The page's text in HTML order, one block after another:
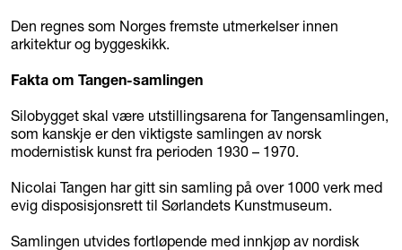
Den regnes som Norges fremste utmerkelser innen
arkitektur og byggeskikk.
Fakta om Tangen-samlingen
Silobygget skal være utstillingsarena for Tangensamlingen,
som kanskje er den viktigste samlingen av norsk
modernistisk kunst fra perioden 1930 – 1970.
Nicolai Tangen har gitt sin samling på over 1000 verk med
evig disposisjonsrett til Sørlandets Kunstmuseum.
Samlingen utvides fortløpende med innkjøp av nordisk